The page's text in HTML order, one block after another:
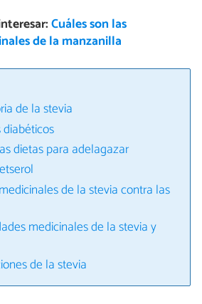
Cuáles son las
de la manzanilla
de la stevia
dietas para adelagazar
de la stevia contra las
medicinales de la stevia y
de la stevia